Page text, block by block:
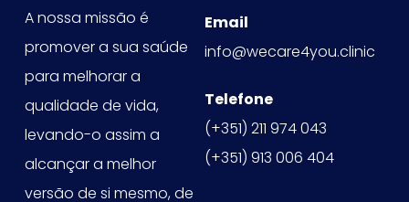
A nossa missão é
promover a sua saúde
para melhorar a
qualidade de vida,
levando-o assim a
alcançar a melhor
versão de si mesmo, de
Email
info@wecare4you.clinic
Telefone
(+351) 211 974 043
(+351) 913 006 404